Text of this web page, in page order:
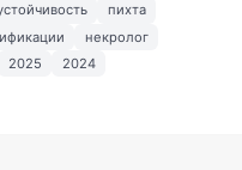
пихта
некролог
2025 2024